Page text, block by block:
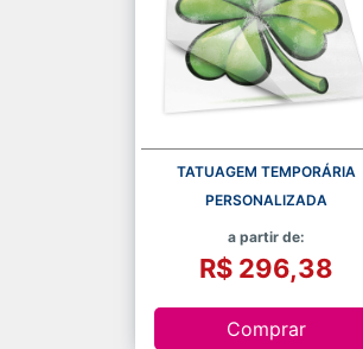
TATUAGEM TEMPORÁRIA
PERSONALIZADA
a partir de:
R$ 296,38
Comprar